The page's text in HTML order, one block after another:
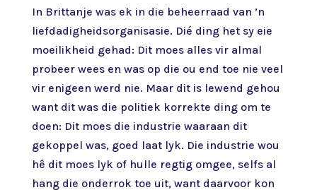
In Brittanje was ek in die beheerraad van ’n
liefdadigheidsorganisasie. Dié ding het sy eie
moeilikheid gehad: Dit moes alles vir almal
probeer wees en was op die ou end toe nie veel
vir enigeen werd nie. Maar dit is lewend gehou
want dit was die politiek korrekte ding om te
doen: Dit moes die industrie waaraan dit
gekoppel was, goed laat lyk. Die industrie wou
hê dit moes lyk of hulle regtig omgee, selfs al
hang die onderrok toe uit, want daarvoor kon